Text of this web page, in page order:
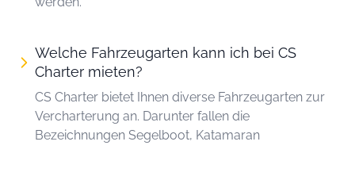
Welche Fahrzeugarten kann ich bei CS
Charter mieten?
CS Charter bietet Ihnen diverse Fahrzeugarten zur
Vercharterung an. Darunter fallen die
Bezeichnungen Segelboot, Katamaran